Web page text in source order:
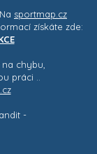
sportmap.cz
získáte zde:
chybu,
práci ..
-